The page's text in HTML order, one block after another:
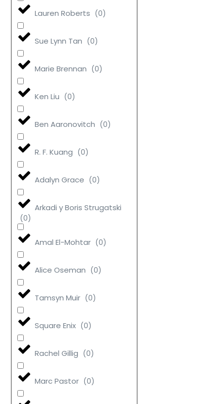
Lauren Roberts (0)
Sue Lynn Tan (0)
Marie Brennan (0)
Ken Liu (0)
Ben Aaronovitch (0)
R. F. Kuang (0)
Adalyn Grace (0)
Arkadi y Boris Strugatski
(0)
Amal El-Mohtar (0)
Alice Oseman (0)
Tamsyn Muir (0)
Square Enix (0)
Rachel Gillig (0)
Marc Pastor (0)